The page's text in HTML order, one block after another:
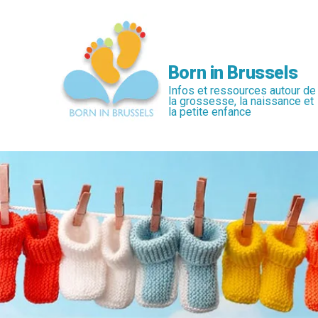
Born in Brussels
Infos et ressources autour de
la grossesse, la naissance et
la petite enfance